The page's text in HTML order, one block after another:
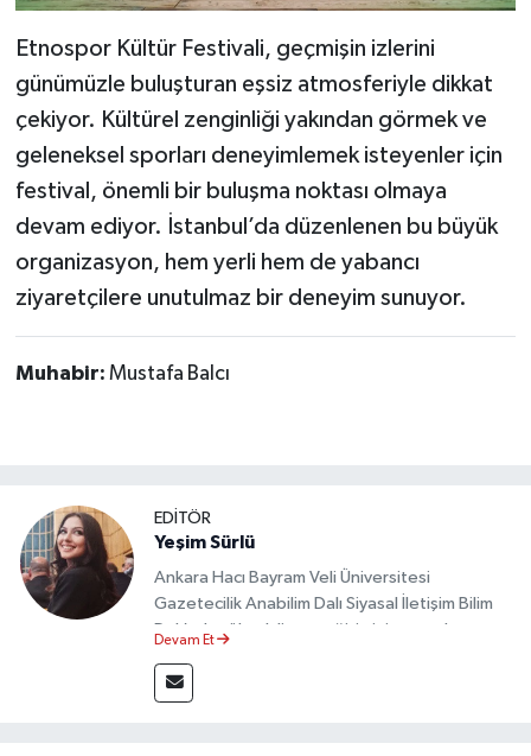
Etnospor Kültür Festivali, geçmişin izlerini
günümüzle buluşturan eşsiz atmosferiyle dikkat
çekiyor. Kültürel zenginliği yakından görmek ve
geleneksel sporları deneyimlemek isteyenler için
festival, önemli bir buluşma noktası olmaya
devam ediyor. İstanbul’da düzenlenen bu büyük
organizasyon, hem yerli hem de yabancı
ziyaretçilere unutulmaz bir deneyim sunuyor.
Muhabir: Mustafa Balcı
EDİTÖR
Yeşim Sürlü
Ankara Hacı Bayram Veli Üniversitesi
Gazetecilik Anabilim Dalı Siyasal İletişim Bilim
Dalı’nda yüksek lisans eğitimini tamamlamıştır.
akademik çalışmalar gerçekleştirmiştir.
Taşköprü Postası internet haber sitesinde
Devam Et